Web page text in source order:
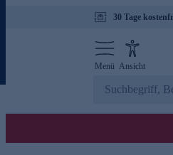
30 Tage
Menü Ansicht